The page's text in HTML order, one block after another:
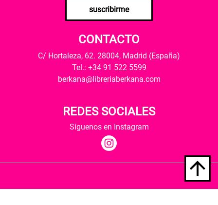
suscribirme
CONTACTO
C/ Hortaleza, 62. 28004, Madrid (España)
Tel.: +34 91 522 5599
berkana@libreriaberkana.com
REDES SOCIALES
Síguenos en Instagram